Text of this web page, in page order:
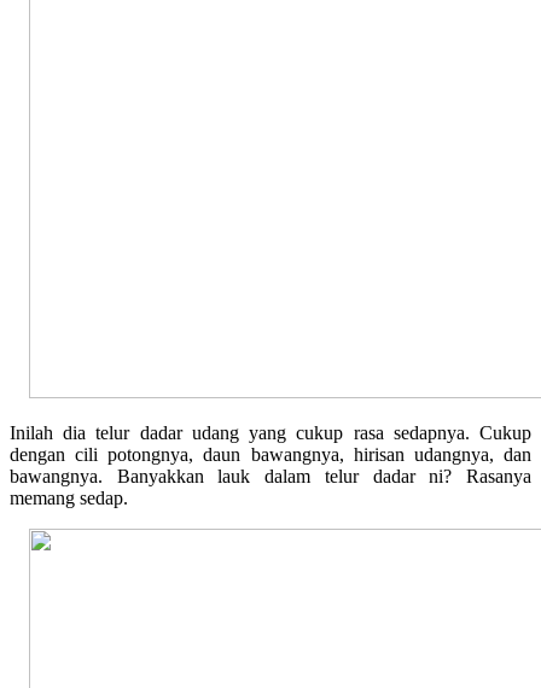
Inilah dia telur dadar udang yang cukup rasa sedapnya. Cukup
dengan cili potongnya, daun bawangnya, hirisan udangnya, dan
bawangnya. Banyakkan lauk dalam telur dadar ni? Rasanya
memang sedap.